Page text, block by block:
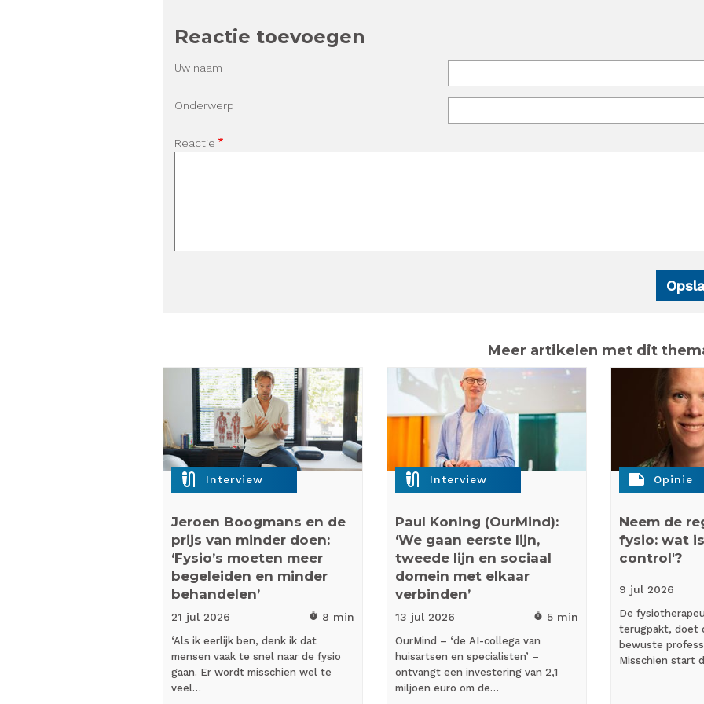
Reactie toevoegen
Uw naam
Onderwerp
Reactie
Meer artikelen met dit
mic_external_on Interview
Jeroen Boogmans en de
prijs van minder doen:
‘Fysio’s moeten meer
begeleiden en minder
behandelen’
21 jul 2026 timer 8 min
‘Als ik eerlijk ben, denk ik dat
mensen vaak te snel naar de fysio
gaan. Er wordt misschien wel te
veel…
mic_external_on Interview
Paul Koning (OurMind):
‘We gaan eerste lijn,
tweede lijn en sociaal
domein met elkaar
verbinden’
13 jul 2026 timer 5 min
OurMind – ‘de AI-collega van
huisartsen en specialisten’ –
ontvangt een investering van 2,1
miljoen euro om de…
note Opinie
Neem de
fysio: wat
control'?
9 jul 2026
De
terugpakt, doet
bewuste
Misschien start